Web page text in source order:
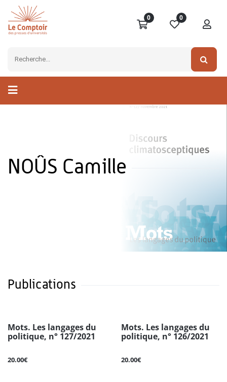
0 0
NOÛS Camille
Publications
Mots. Les langages du
politique, n° 127/2021
20.00€
Mots. Les langages du
politique, n° 126/2021
20.00€